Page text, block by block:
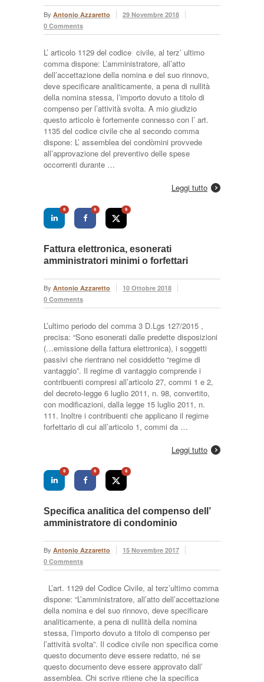
By Antonio Azzaretto
29 Novembre 2018
0 Comments
L’ articolo 1129 del codice civile, al terz’ ultimo
comma dispone: L’amministratore, all’atto
dell’accettazione della nomina e del suo rinnovo,
deve specificare analiticamente, a pena di nullità
della nomina stessa, l’importo dovuto a titolo di
compenso per l’attività svolta. A mio giudizio
questo articolo è fortemente connesso con l’ art.
1135 del codice civile che al secondo comma
dispone: L’ assemblea dei condòmini provvede
all’approvazione del preventivo delle spese
occorrenti durante …
Leggi tutto
0 0 0
Fattura elettronica, esonerati
amministratori minimi o forfettari
By Antonio Azzaretto
10 Ottobre 2018
0 Comments
L’ultimo periodo del comma 3 D.Lgs 127/2015 ,
precisa: “Sono esonerati dalle predette disposizioni
(…emissione della fattura elettronica), i soggetti
passivi che rientrano nel cosiddetto “regime di
vantaggio”. Il regime di vantaggio comprende i
contribuenti compresi all’articolo 27, commi 1 e 2,
del decreto-legge 6 luglio 2011, n. 98, convertito,
con modificazioni, dalla legge 15 luglio 2011, n.
111. Inoltre i contribuenti che applicano il regime
forfettario di cui all’articolo 1, commi da …
Leggi tutto
0 0 0
Specifica analitica del compenso dell’
amministratore di condominio
By Antonio Azzaretto
15 Novembre 2017
0 Comments
L’art. 1129 del Codice Civile, al terz’ultimo comma
dispone: “L’amministratore, all’atto dell’accettazione
della nomina e del suo rinnovo, deve specificare
analiticamente, a pena di nullità della nomina
stessa, l’importo dovuto a titolo di compenso per
l’attività svolta”. Il codice civile non specifica come
questo documento deve essere redatto, né se
questo documento deve essere approvato dall’
assemblea. Chi scrive ritiene che la specifica